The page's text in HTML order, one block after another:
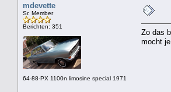
mdevette
Sr. Member
Berichten: 351
64-88-PX 1100n limosine special 1971
Zo das
mocht